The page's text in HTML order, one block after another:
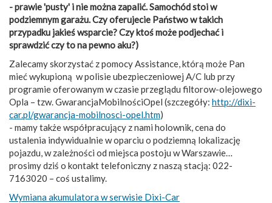
- prawie 'pusty' i nie można zapalić. Samochód stoi w
podziemnym garażu. Czy oferujecie Państwo w takich
przypadku jakieś wsparcie? Czy ktoś może podjechać i
sprawdzić czy to na pewno aku?)
Zalecamy skorzystać z pomocy Assistance, którą może Pan
mieć wykupioną w polisie ubezpieczeniowej A/C lub przy
programie oferowanym w czasie przeglądu filtorow-olejowego
Opla – tzw. GwarancjaMobilnościOpel (szczegóły: http://dixi-
car.pl/gwarancja-mobilnosci-opel.htm)
- mamy także współpracujący z nami holownik, cena do
ustalenia indywidualnie w oparciu o podziemną lokalizację
pojazdu, w zależności od miejsca postoju w Warszawie…
prosimy dziś o kontakt telefoniczny z naszą stacją: 022-
7163020 – coś ustalimy.
Wymiana akumulatora w serwisie Dixi-Car